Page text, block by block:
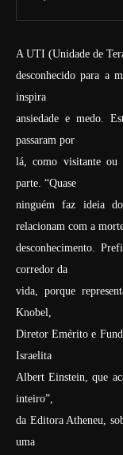
A UTI (Unidade de
desconhecido para a
inspira
ansiedade e medo.
passaram por
lá, como visitante ou
parte. “Quase
ninguém faz ideia
relacionam com a
desconhecimento.
corredor da
vida, porque
Knobel,
Diretor Emérito e
Israelita
Albert Einstein, que
inteiro”,
da Editora Atheneu,
uma